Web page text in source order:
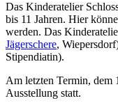
Das Kinderatelier
bis 11 Jahren. Hier
werden. Das
Jägerschere,
Stipendiatin).
Am letzten Termin, dem
Ausstellung statt.